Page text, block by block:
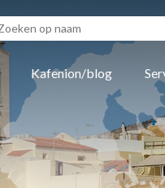
Kafenion/blog